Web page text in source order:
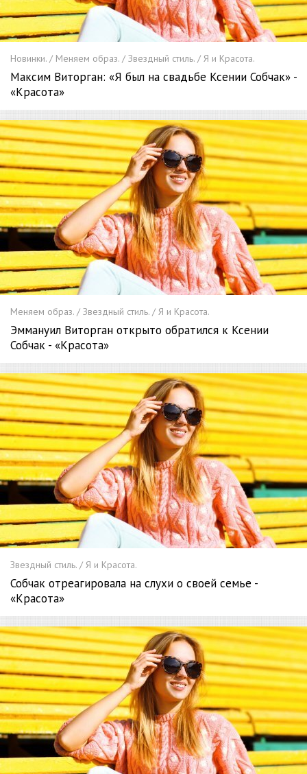
Новинки. / Меняем образ. / Звездный стиль. / Я и Красота.
Максим Виторган: «Я был на свадьбе Ксении Собчак» -
«Красота»
Меняем образ. / Звездный стиль. / Я и Красота.
Эммануил Виторган открыто обратился к Ксении
Собчак - «Красота»
Звездный стиль. / Я и Красота.
Собчак отреагировала на слухи о своей семье -
«Красота»